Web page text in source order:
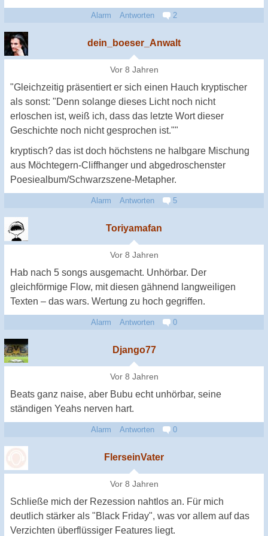
Alarm Antworten 2
dein_boeser_Anwalt
Vor 8 Jahren
"Gleichzeitig präsentiert er sich einen Hauch kryptischer
als sonst: "Denn solange dieses Licht noch nicht
erloschen ist, weiß ich, dass das letzte Wort dieser
Geschichte noch nicht gesprochen ist.""
kryptisch? das ist doch höchstens ne halbgare Mischung
aus Möchtegern-Cliffhanger und abgedroschenster
Poesiealbum/Schwarzszene-Metapher.
Alarm Antworten 5
Toriyamafan
Vor 8 Jahren
Hab nach 5 songs ausgemacht. Unhörbar. Der
gleichförmige Flow, mit diesen gähnend langweiligen
Texten – das wars. Wertung zu hoch gegriffen.
Alarm Antworten 0
Django77
Vor 8 Jahren
Beats ganz naise, aber Bubu echt unhörbar, seine
ständigen Yeahs nerven hart.
Alarm Antworten 0
FlerseinVater
Vor 8 Jahren
Schließe mich der Rezession nahtlos an. Für mich
deutlich stärker als "Black Friday", was vor allem auf das
Verzichten überflüssiger Features liegt.